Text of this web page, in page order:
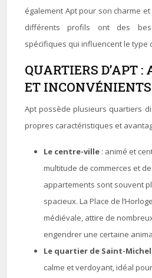
également Apt pour son charme
différents profils ont des
spécifiques qui influencent le type
QUARTIERS D’APT :
ET INCONVÉNIENTS
Apt possède plusieurs quartiers
propres caractéristiques et
Le centre-ville : animé et
multitude de commerces et
appartements sont souvent
spacieux. La Place de
médiévale, attire de
engendrer une certaine
Le quartier de Saint-Michel
calme et verdoyant, idéal